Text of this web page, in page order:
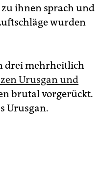
ihnen sprach und
wurden
drei mehrheitlich
Urusgan und
brutal vorgerückt.
Urusgan.